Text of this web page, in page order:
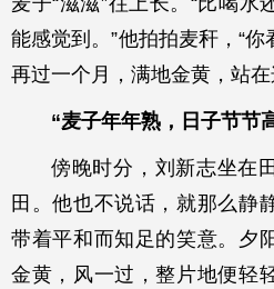
能感觉到。”他拍拍麦秆，“你
再过一个月，满地金黄，站
“麦子年年熟，日子节节
傍晚时分，刘新志坐在
田。他也不说话，就那么静
带着平和而知足的笑意。夕
金黄，风一过，整片地便轻